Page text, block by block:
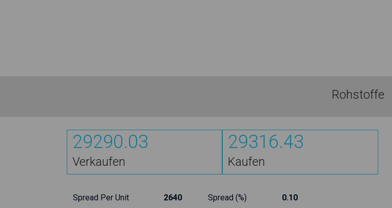
Rohstoffe
29290.03
Verkaufen
29316.43
Kaufen
Spread Per Unit 2640 Spread (%) 0.10